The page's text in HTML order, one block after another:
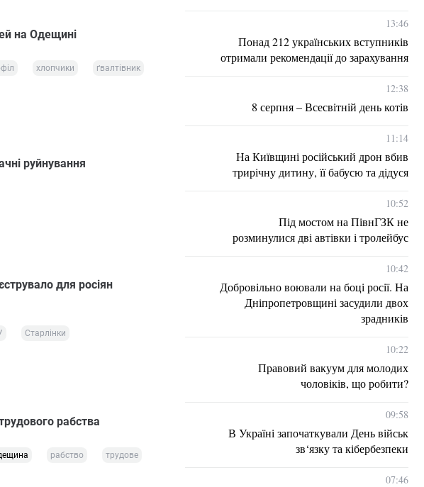
на Одещині
хлопчики ґвалтівник
руйнування
для росіян
Старлінки
рабства
рабство трудове
13:46
Понад 212 українських вступників
отримали рекомендації до зарахування
12:38
8 серпня – Всесвітній день котів
11:14
На Київщині російський дрон вбив
трирічну дитину, її бабусю та дідуся
10:52
Під мостом на ПівнГЗК не
розминулися дві автівки і тролейбус
10:42
Добровільно воювали на боці росії. На
Дніпропетровщині засудили двох
зрадників
10:22
Правовий вакуум для молодих
чоловіків, що робити?
09:58
В Україні започаткували День військ
зв‘язку та кібербезпеки
07:46